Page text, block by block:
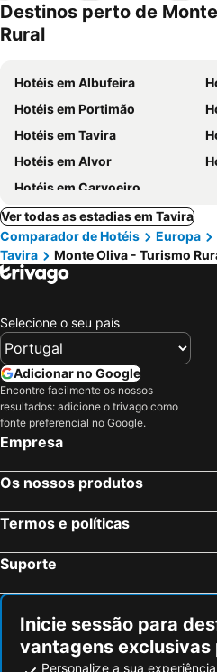
Destinos perto de
Rural
Hotéis em Albufeira
Hotéis em Portimão
Hotéis em Tavira
Hotéis em Alvor
Hotéis em Carvoeiro
Ver todas as estadias em Tavira
Comparador de Hotéis
Europa
Tavira
Monte Oliva - Turismo
Selecione o seu país
Adicionar no Google
Encontre facilmente os nossos
resultados: adicione o trivago como
fonte preferencial no Google.
Empresa
Os nossos produtos
Termos e políticas
Suporte
Inicie sessão para
vantagens exclusivas
Personalize a sua experiência